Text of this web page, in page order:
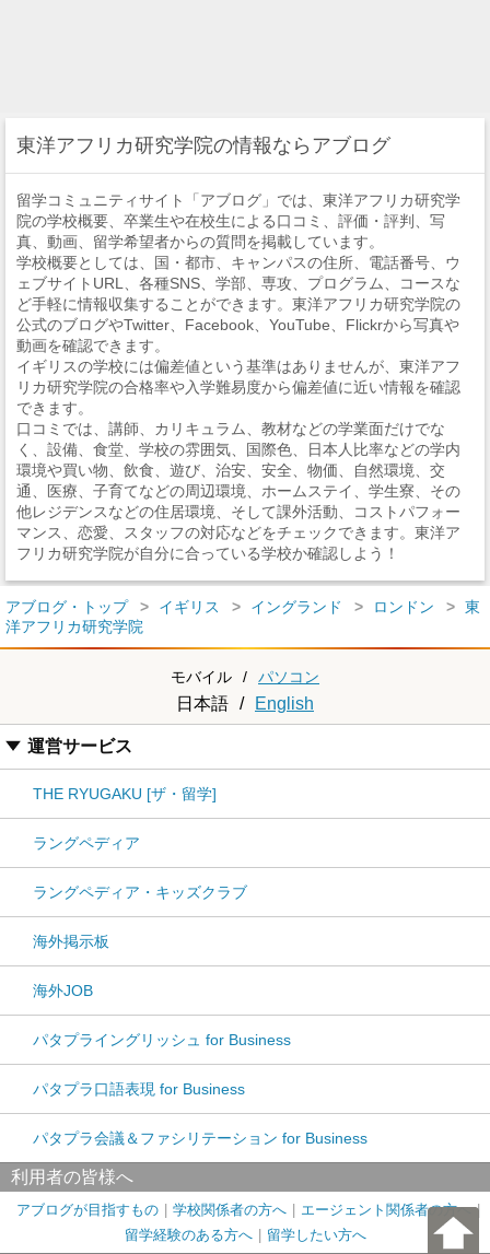
東洋アフリカ研究学院の情報ならアブログ
留学コミュニティサイト「アブログ」では、東洋アフリカ研究学
院の学校概要、卒業生や在校生による口コミ、評価・評判、写
真、動画、留学希望者からの質問を掲載しています。
学校概要としては、国・都市、キャンパスの住所、電話番号、ウ
ェブサイトURL、各種SNS、学部、専攻、プログラム、コースな
ど手軽に情報収集することができます。東洋アフリカ研究学院の
公式のブログやTwitter、Facebook、YouTube、Flickrから写真や
動画を確認できます。
イギリスの学校には偏差値という基準はありませんが、東洋アフ
リカ研究学院の合格率や入学難易度から偏差値に近い情報を確認
できます。
口コミでは、講師、カリキュラム、教材などの学業面だけでな
く、設備、食堂、学校の雰囲気、国際色、日本人比率などの学内
環境や買い物、飲食、遊び、治安、安全、物価、自然環境、交
通、医療、子育てなどの周辺環境、ホームステイ、学生寮、その
他レジデンスなどの住居環境、そして課外活動、コストパフォー
マンス、恋愛、スタッフの対応などをチェックできます。東洋ア
フリカ研究学院が自分に合っている学校か確認しよう！
アブログ・トップ イギリス イングランド ロンドン
東
洋アフリカ研究学院
モバイル / パソコン
日本語 / English
運営サービス
THE RYUGAKU [ザ・留学]
ラングペディア
ラングペディア・キッズクラブ
海外掲示板
海外JOB
パタプライングリッシュ for Business
パタプラ口語表現 for Business
パタプラ会議＆ファシリテーション for Business
利用者の皆様へ
アブログが目指すもの 学校関係者の方へ
エージェント関係者の方へ
留学経験のある方へ
留学したい方へ